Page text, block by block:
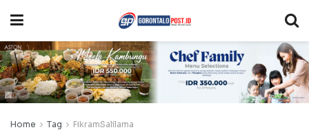
Home Tag FikramSalilama